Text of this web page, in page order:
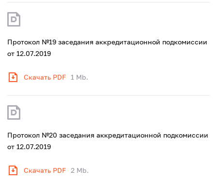
Протокол №19 заседания аккредитационной подкомиссии
от 12.07.2019
Скачать PDF 1 Mb.
Протокол №20 заседания аккредитационной подкомиссии
от 12.07.2019
Скачать PDF 2 Mb.